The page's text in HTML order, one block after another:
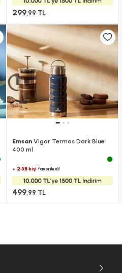
299,99 TL
EmsanVigor Termos Dark Blue
400 ml
+ 2.5B kişifavoriledi!
499,99 TL